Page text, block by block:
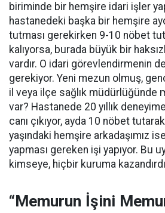
biriminde bir hemşire idari işler
hastanedeki başka bir hemşire
tutması gerekirken 9-10 nöbet
kalıyorsa, burada büyük bir
vardır. O idari görevlendirmenin
gerekiyor. Yeni mezun olmuş,
il veya ilçe sağlık müdürlüğünde
var? Hastanede 20 yıllık
canı çıkıyor, ayda 10 nöbet
yaşındaki hemşire arkadaşımız
yapması gereken işi yapıyor. Bu
kimseye, hiçbir kuruma
“Memurun İşini